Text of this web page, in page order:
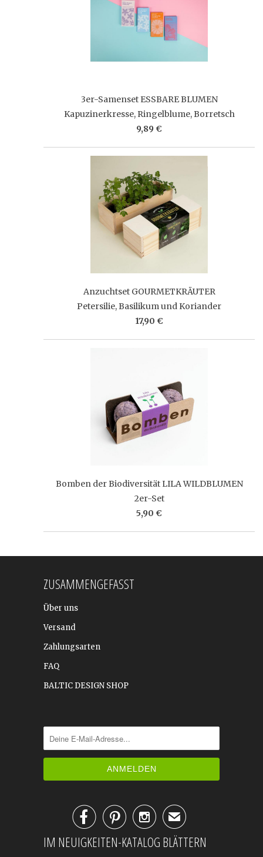
3er-Samenset ESSBARE BLUMEN
Kapuzinerkresse, Ringelblume, Borretsch
9,89 €
Anzuchtset GOURMETKRÄUTER
Petersilie, Basilikum und Koriander
17,90 €
Bomben der Biodiversität LILA WILDBLUMEN
2er-Set
5,90 €
ZUSAMMENGEFASST
Über uns
Versand
Zahlungsarten
FAQ
BALTIC DESIGN SHOP
✉
IM NEUIGKEITEN-KATALOG BLÄTTERN